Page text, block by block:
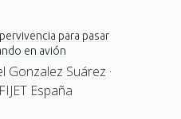
para pasar
en avión
Gonzalez Suárez ·
España